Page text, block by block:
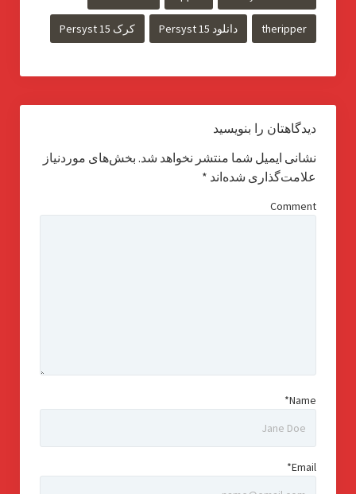
theripper دانلود Persyst 15 کرک Persyst 15
دیدگاهتان را بنویسید
نشانی ایمیل شما منتشر نخواهد شد. بخش‌های موردنیاز
علامت‌گذاری شده‌اند *
Comment
Name*
Email*